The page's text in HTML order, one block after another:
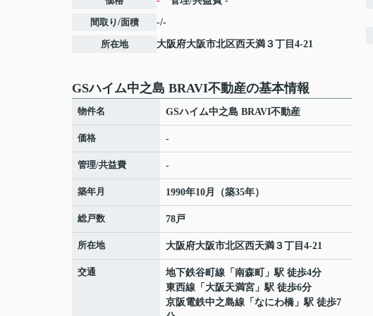
間取り/面積 -/-
所在地 大阪府大阪市北区西天満 ３丁目4-21
GSハイム中之島 BRAVI不動産の基本情報
物件名 GSハイム中之島 BRAVI不動産
価格 -
管理/共益費 -
築年月 1990年10月（築35年）
総戸数 78戸
所在地 大阪府大阪市北区西天満 ３丁目4-21
交通 地下鉄谷町線 「 南森町
」駅 徒歩4分
東西線 「 大阪天満宮 」駅 徒歩6分
京阪電鉄中之島線 「 なにわ橋 」駅 徒歩7